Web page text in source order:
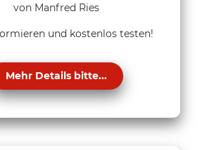
von Manfred Ries
und kostenlos testen!
Mehr Details bitte...